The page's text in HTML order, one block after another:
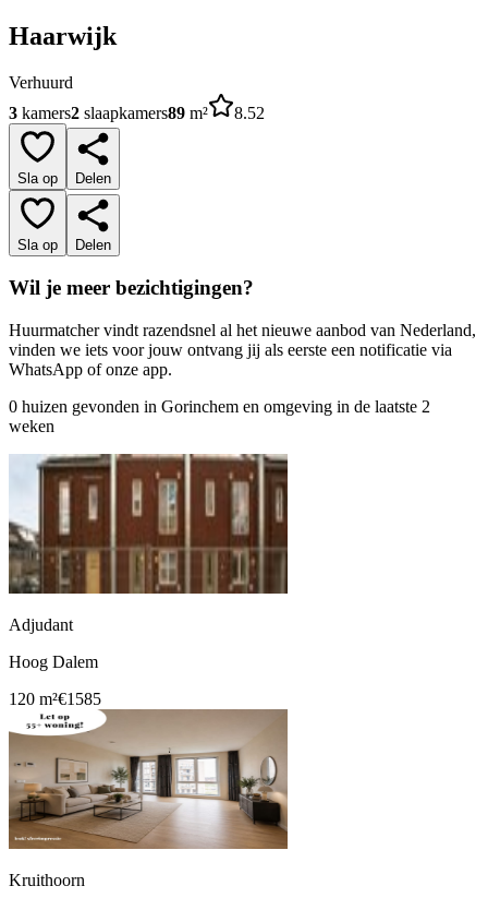
Haarwijk
Verhuurd
3 kamers2 slaapkamers89 m² 8.52
Sla op Delen
Sla op Delen
Wil je meer bezichtigingen?
Huurmatcher vindt razendsnel al het nieuwe aanbod van Nederland,
vinden we iets voor jouw ontvang jij als eerste een notificatie via
WhatsApp of onze app.
0 huizen gevonden in Gorinchem en omgeving in de laatste 2
weken
Adjudant
Hoog Dalem
120 m²€1585
Kruithoorn